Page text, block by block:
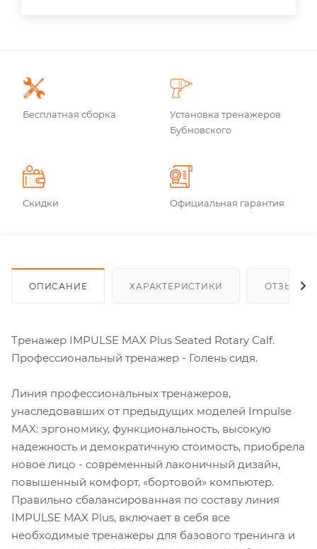
Бесплатная сборка
Установка тренажеров
Бубновского
Скидки Официальная гарантия
ОПИСАНИЕ ХАРАКТЕРИСТИКИ ОТЗЫВЫ
Тренажер IMPULSE MAX Plus Seated Rotary Calf.
Профессиональный тренажер - Голень сидя.
Линия профессиональных тренажеров,
унаследовавших от предыдущих моделей Impulse
MAX: эргономику, функциональность, высокую
надежность и демократичную стоимость, приобрела
новое лицо - современный лаконичный дизайн,
повышенный комфорт, «бортовой» компьютер.
Правильно сбалансированная по составу линия
IMPULSE MAX Plus, включает в себя все
необходимые тренажеры для базового тренинга и